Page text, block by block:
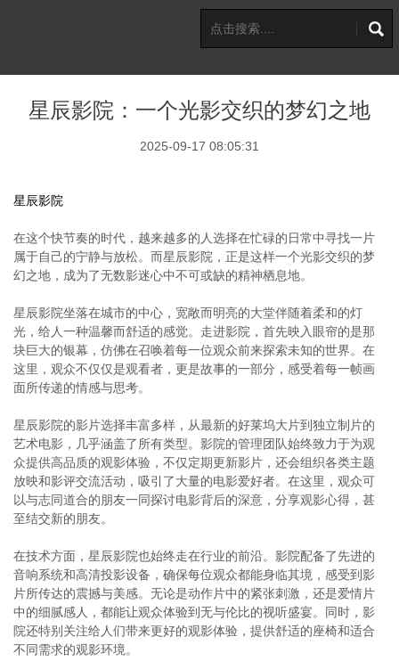
星辰影院：一个光影交织的梦幻之地
2025-09-17 08:05:31
星辰影院
在这个快节奏的时代，越来越多的人选择在忙碌的日常中寻找一片
属于自己的宁静与放松。而星辰影院，正是这样一个光影交织的梦
幻之地，成为了无数影迷心中不可或缺的精神栖息地。
星辰影院坐落在城市的中心，宽敞而明亮的大堂伴随着柔和的灯
光，给人一种温馨而舒适的感觉。走进影院，首先映入眼帘的是那
块巨大的银幕，仿佛在召唤着每一位观众前来探索未知的世界。在
这里，观众不仅仅是观看者，更是故事的一部分，感受着每一帧画
面所传递的情感与思考。
星辰影院的影片选择丰富多样，从最新的好莱坞大片到独立制片的
艺术电影，几乎涵盖了所有类型。影院的管理团队始终致力于为观
众提供高品质的观影体验，不仅定期更新影片，还会组织各类主题
放映和影评交流活动，吸引了大量的电影爱好者。在这里，观众可
以与志同道合的朋友一同探讨电影背后的深意，分享观影心得，甚
至结交新的朋友。
在技术方面，星辰影院也始终走在行业的前沿。影院配备了先进的
音响系统和高清投影设备，确保每位观众都能身临其境，感受到影
片所传达的震撼与美感。无论是动作片中的紧张刺激，还是爱情片
中的细腻感人，都能让观众体验到无与伦比的视听盛宴。同时，影
院还特别关注给人们带来更好的观影体验，提供舒适的座椅和适合
不同需求的观影环境。